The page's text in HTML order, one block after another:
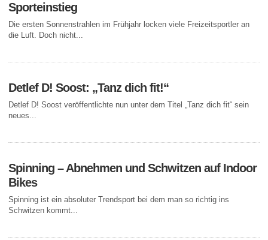
Sporteinstieg
Die ersten Sonnenstrahlen im Frühjahr locken viele Freizeitsportler an
die Luft. Doch nicht...
Detlef D! Soost: „Tanz dich fit!“
Detlef D! Soost veröffentlichte nun unter dem Titel „Tanz dich fit“ sein
neues...
Spinning – Abnehmen und Schwitzen auf Indoor
Bikes
Spinning ist ein absoluter Trendsport bei dem man so richtig ins
Schwitzen kommt...